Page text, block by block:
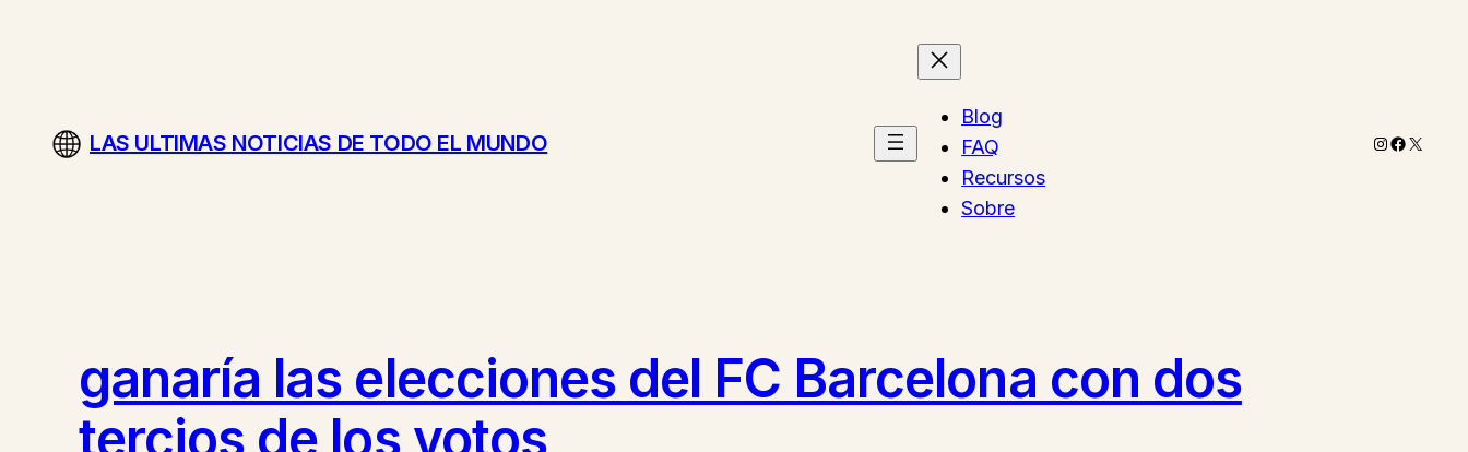
LAS ULTIMAS NOTICIAS DE TODO EL MUNDO
Blog
FAQ
Recursos
Sobre
Instagram
X
ganaría las elecciones del FC Barcelona con dos
tercios de los votos